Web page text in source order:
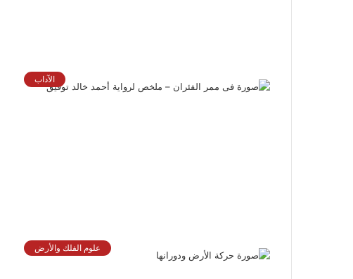
الآداب
علوم الفلك والأرض